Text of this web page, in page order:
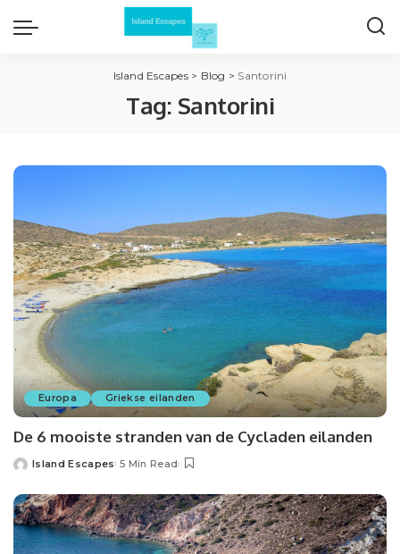
Island Escapes> Blog > Santorini
Tag: Santorini
Europa Griekse eilanden
De 6 mooiste stranden van de Cycladen eilanden
Island Escapes 5 Min Read